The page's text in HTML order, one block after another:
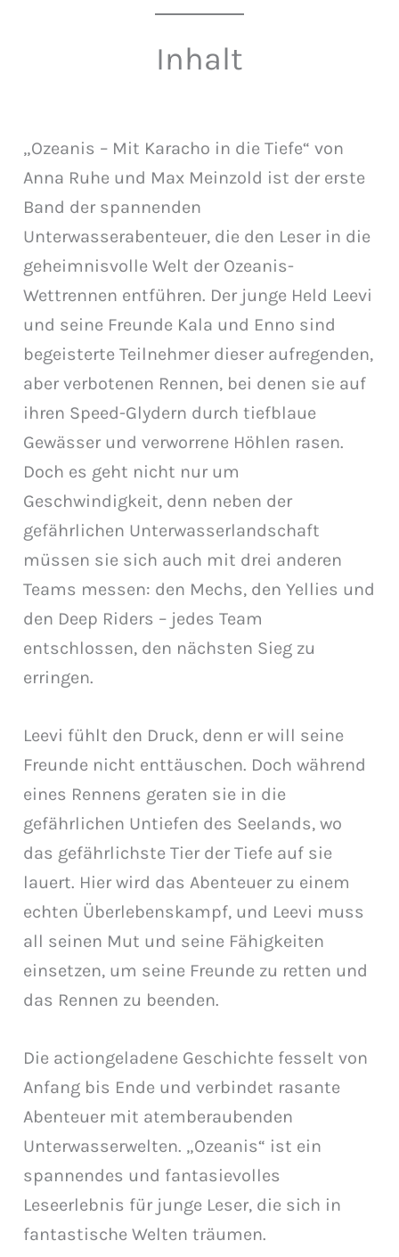
Inhalt
„Ozeanis – Mit Karacho in die Tiefe“ von
Anna Ruhe und Max Meinzold ist der erste
Band der spannenden
Unterwasserabenteuer, die den Leser in die
geheimnisvolle Welt der Ozeanis-
Wettrennen entführen. Der junge Held Leevi
und seine Freunde Kala und Enno sind
begeisterte Teilnehmer dieser aufregenden,
aber verbotenen Rennen, bei denen sie auf
ihren Speed-Glydern durch tiefblaue
Gewässer und verworrene Höhlen rasen.
Doch es geht nicht nur um
Geschwindigkeit, denn neben der
gefährlichen Unterwasserlandschaft
müssen sie sich auch mit drei anderen
Teams messen: den Mechs, den Yellies und
den Deep Riders – jedes Team
entschlossen, den nächsten Sieg zu
erringen.
Leevi fühlt den Druck, denn er will seine
Freunde nicht enttäuschen. Doch während
eines Rennens geraten sie in die
gefährlichen Untiefen des Seelands, wo
das gefährlichste Tier der Tiefe auf sie
lauert. Hier wird das Abenteuer zu einem
echten Überlebenskampf, und Leevi muss
all seinen Mut und seine Fähigkeiten
einsetzen, um seine Freunde zu retten und
das Rennen zu beenden.
Die actiongeladene Geschichte fesselt von
Anfang bis Ende und verbindet rasante
Abenteuer mit atemberaubenden
Unterwasserwelten. „Ozeanis“ ist ein
spannendes und fantasievolles
Leseerlebnis für junge Leser, die sich in
fantastische Welten träumen.